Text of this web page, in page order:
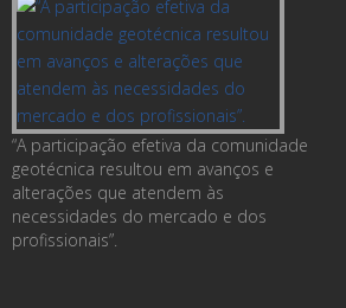
“A participação efetiva da comunidade
geotécnica resultou em avanços e
alterações que atendem às
necessidades do mercado e dos
profissionais”.